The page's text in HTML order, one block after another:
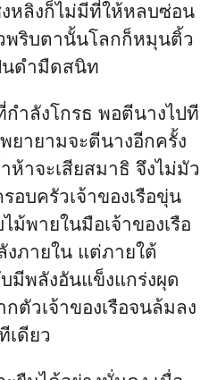
หลิงก็ไม่มีที่ให้หลบซ่อน
พริบตานั้นโลกก็หมุนติ้ว
นดำมืดสนิท
กำลังโกรธ พอตีนางไปที
ยายามจะตีนางอีกครั้ง
ห้าจะเสียสมาธิ จึงไม่มัว
อบครัวเจ้าของเรือขุ่น
ม้พายในมือเจ้าของเรือ
งภายใน แต่ภายใต้
พลังอันแข็งแกร่งผุด
ตัวเจ้าของเรือจนล้มลง
เดียว